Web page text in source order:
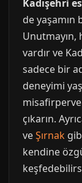
Kadışehri
de
vardır ve
sadece bir
deneyimi
çıkarın.
veŞırnak
kendine